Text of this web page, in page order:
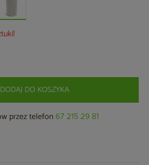
DODAJ DO KOSZYKA
przez telefon 67 215 29 81